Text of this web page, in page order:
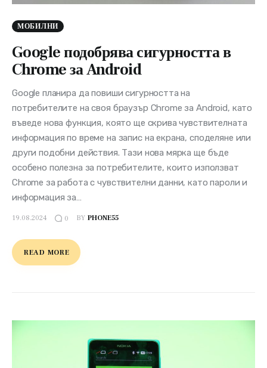
МОБИЛНИ
Google подобрява сигурността в
Chrome за Android
Google планира да повиши сигурността на
потребителите на своя браузър Chrome за Android, като
въведе нова функция, която ще скрива чувствителната
информация по време на запис на екрана, споделяне или
други подобни действия. Тази нова мярка ще бъде
особено полезна за потребителите, които използват
Chrome за работа с чувствителни данни, като пароли и
информация за…
19.08.2024 0 BY PHONE55
READ MORE